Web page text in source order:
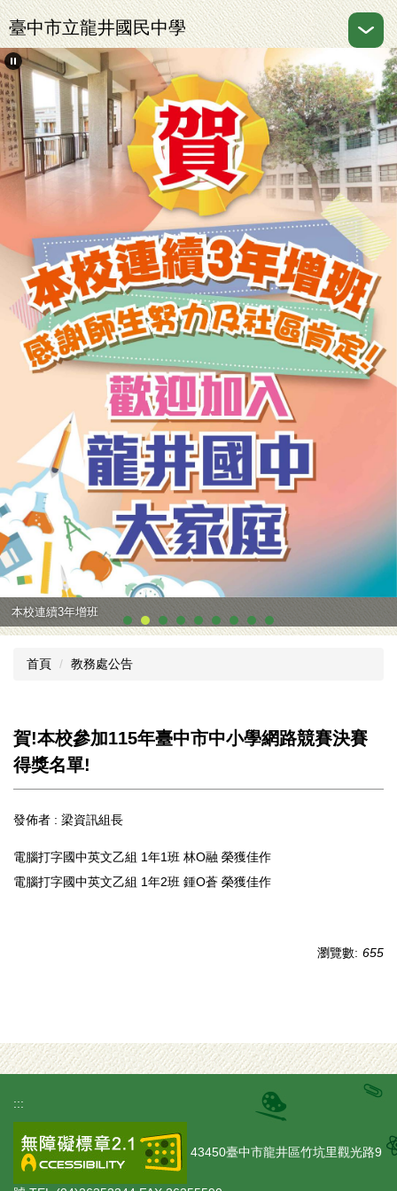
跳
到
主
要
內
容
區
臺中市立龍井國民中學
本校連續3年增班
首頁 教務處公告
賀!本校參加115年臺中市中小學網路競賽決賽
得獎名單!
發佈者 : 梁資訊組長
電腦打字國中英文乙組 1年1班 林O融 榮獲佳作
電腦打字國中英文乙組 1年2班 鍾O蒼 榮獲佳作
瀏覽數: 655
:::
43450臺中市龍井區竹坑里觀光路9